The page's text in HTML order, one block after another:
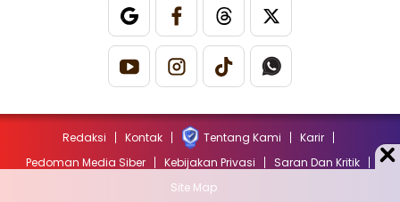
Redaksi Kontak Tentang Kami
Karir
Pedoman Media Siber
Kebijakan Privasi
Saran Dan Kritik
Site Map